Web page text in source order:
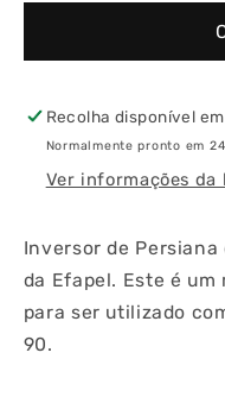
com
Mecânico
com
Recolha disponível em
Normalmente pronto em
Ver informações da
Inversor de
da Efapel. Este é um
para ser utilizado
90.